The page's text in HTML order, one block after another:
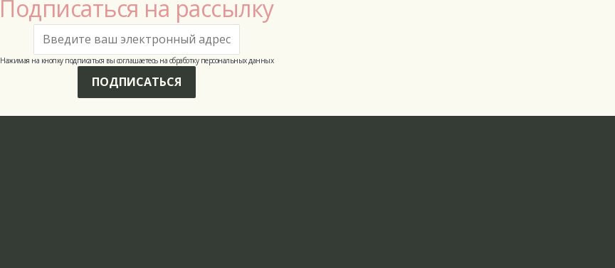
Подписаться на рассылку
Нажимая на кнопку подписаться вы соглашаетесь на обработку персональных данных
ПОДПИСАТЬСЯ